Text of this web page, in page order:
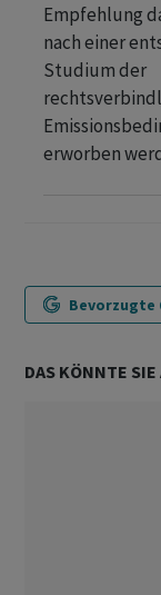
Empfehlung
nach einer
Studium der
erworben
Bevorzugte
DAS KÖNNTE